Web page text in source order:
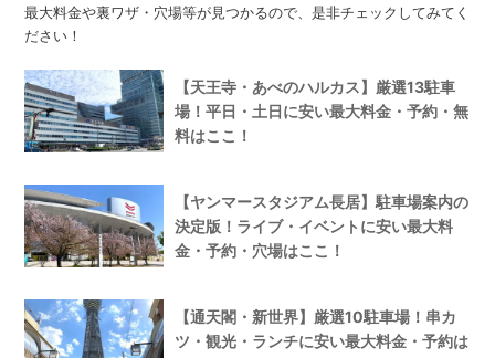
最大料金や裏ワザ・穴場等が見つかるので、是非チェックしてみてく
ださい！
【天王寺・あべのハルカス】厳選13駐車
場！平日・土日に安い最大料金・予約・無
料はここ！
【ヤンマースタジアム長居】駐車場案内の
決定版！ライブ・イベントに安い最大料
金・予約・穴場はここ！
【通天閣・新世界】厳選10駐車場！串カ
ツ・観光・ランチに安い最大料金・予約は